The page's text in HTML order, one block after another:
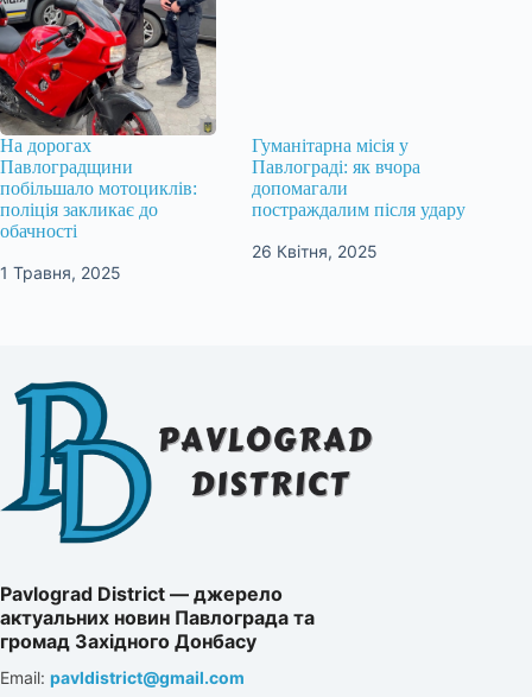
На дорогах
Павлоградщини
побільшало мотоциклів:
поліція закликає до
обачності
1 Травня, 2025
Гуманітарна місія у
Павлограді: як вчора
допомагали
постраждалим після удару
26 Квітня, 2025
Pavlograd District — джерело
актуальних новин Павлограда та
громад Західного Донбасу
Email: pavldistrict@gmail.com